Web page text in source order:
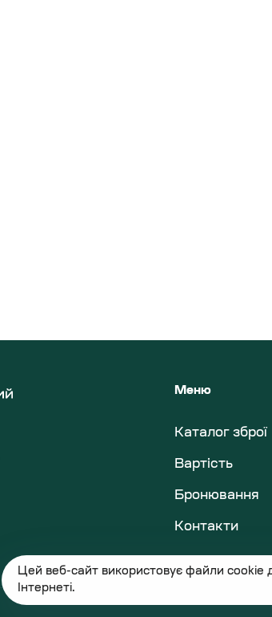
Меню
Каталог зброї
Вартість
Бронювання
Контакти
Цей веб-сайт використовує файли cookie
Інтернеті.